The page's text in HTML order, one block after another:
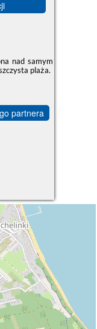
nad samym
plaża.
partnera